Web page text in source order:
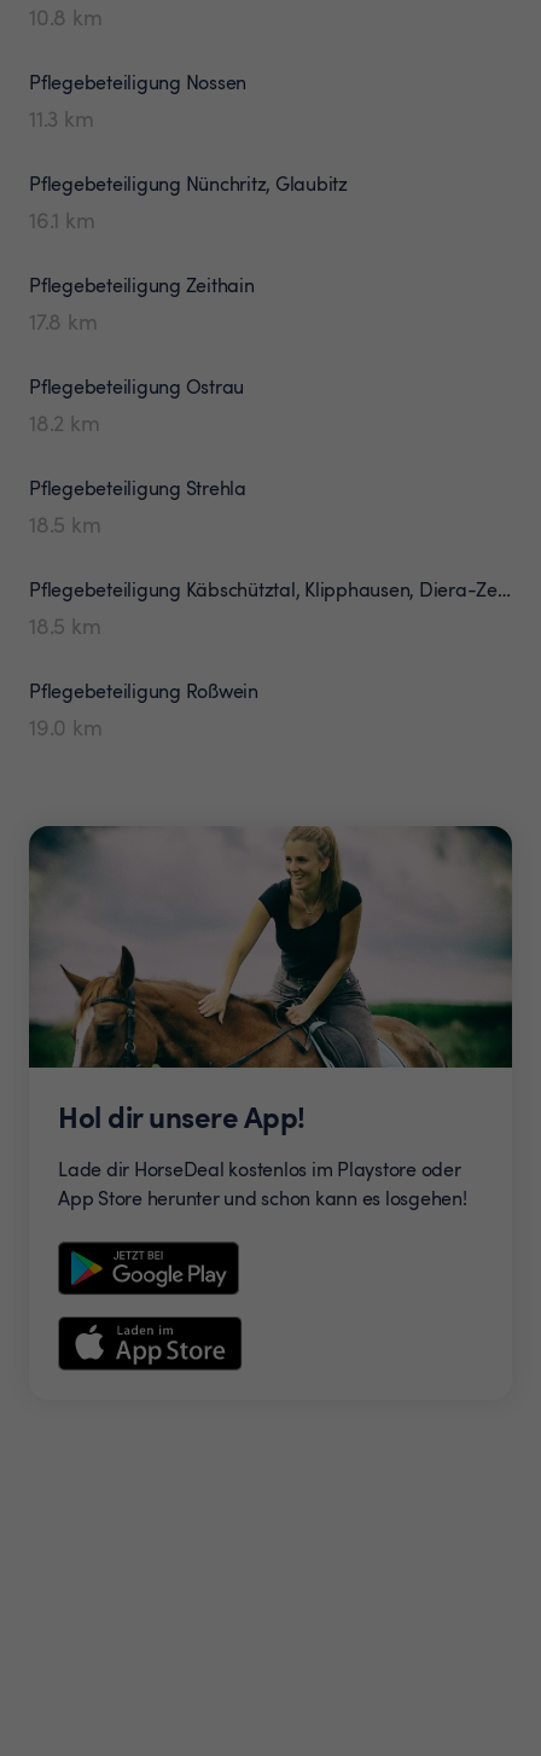
10.8 km
Pflegebeteiligung Nossen
11.3 km
Pflegebeteiligung Nünchritz, Glaubitz
16.1 km
Pflegebeteiligung Zeithain
17.8 km
Pflegebeteiligung Ostrau
18.2 km
Pflegebeteiligung Strehla
18.5 km
Pflegebeteiligung Käbschütztal, Klipphausen, Diera-Zehren
18.5 km
Pflegebeteiligung Roßwein
19.0 km
Hol dir unsere App!
Lade dir HorseDeal kostenlos im Playstore oder
App Store herunter und schon kann es losgehen!